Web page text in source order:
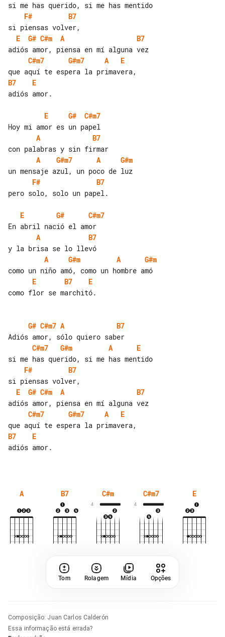
F#
B7
E
G# C#m A
B7
C#m7
G#m7 A
E
B7
E
adiós amor.
E G#
C#m7
A
B7
A
G#m7 A
G#m
F#
B7
pero solo, solo un papel.
E G#
C#m7
A
B7
A
G#m A
G#m
E
B7
E
como flor se marchitó.
G# C#m7 A
B7
C#m7
G#m A
E
F#
B7
E
G# C#m A
B7
C#m7
G#m7 A
E
B7
E
adiós amor.
A B7 C#m
4
C#m7
4
E
Tom Rolagem Mídia Opções
Composição: Juan Carlos Calderón
Essa informação está errada?